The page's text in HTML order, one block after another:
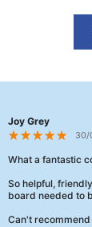
Joy Grey
30/
What a fantastic
So helpful,
board needed to
Can't